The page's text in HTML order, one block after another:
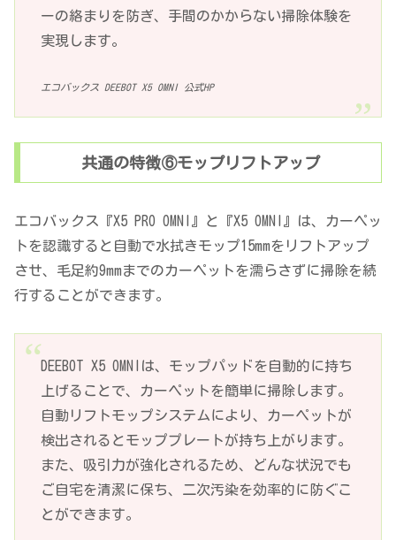
ーの絡まりを防ぎ、手間のかからない掃除体験を
実現します。
エコバックス DEEBOT X5 OMNI 公式HP
共通の特徴⑥モップリフトアップ
エコバックス『X5 PRO OMNI』と『X5 OMNI』は、カーペッ
トを認識すると自動で水拭きモップ15mmをリフトアップ
させ、毛足約9mmまでのカーペットを濡らさずに掃除を続
行することができます。
DEEBOT X5 OMNIは、モップパッドを自動的に持ち
上げることで、カーペットを簡単に掃除します。
自動リフトモップシステムにより、カーペットが
検出されるとモッププレートが持ち上がります。
また、吸引力が強化されるため、どんな状況でも
ご自宅を清潔に保ち、二次汚染を効率的に防ぐこ
とができます。